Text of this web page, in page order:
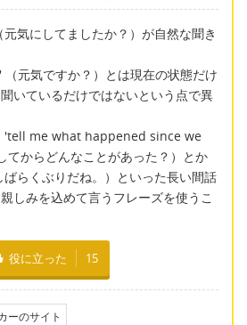
気にしてましたか？）が自然な聞き
元気ですか？）とは現在の状態だけ
いているだけではないという点で異
'tell me what happened since we
てからどんなことがあった？）とか
らくぶりだね。）といった長い間話
しみを込めて言うフレーズを使うこ
役に立った 15
ーのサイト